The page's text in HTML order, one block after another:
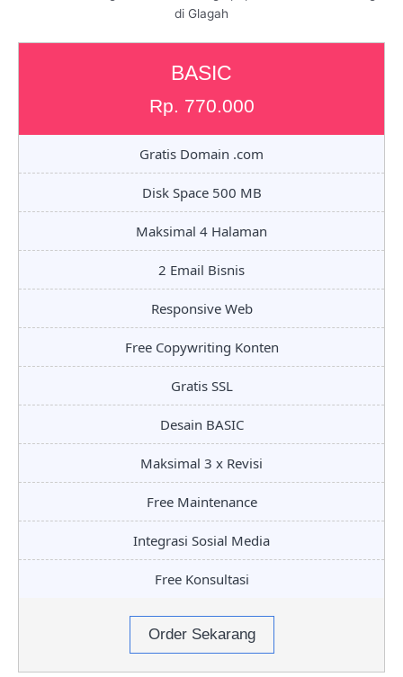
di Glagah
BASIC
Rp. 770.000
Gratis Domain .com
Disk Space 500 MB
Maksimal 4 Halaman
2 Email Bisnis
Responsive Web
Free Copywriting Konten
Gratis SSL
Desain BASIC
Maksimal 3 x Revisi
Free Maintenance
Integrasi Sosial Media
Free Konsultasi
Order Sekarang